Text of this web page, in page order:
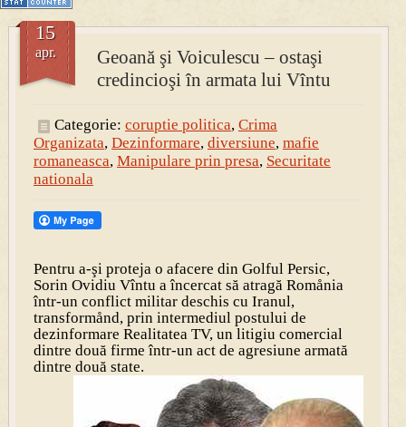
PRESA
Permise pentru vânătoarea de porci în costume, cu gulere albe
Geoană şi Voiculescu – ostaşi
credincioşi în armata lui Vîntu
15
apr.
Categorie: coruptie politica, Crima
Organizata, Dezinformare, diversiune, mafie
romaneasca, Manipulare prin presa, Securitate
nationala
Pentru a-şi proteja o afacere din Golful Persic,
Sorin Ovidiu Vîntu a încercat să atragă Romånia
într-un conflict militar deschis cu Iranul,
transformånd, prin intermediul postului de
dezinformare Realitatea TV, un litigiu comercial
dintre două firme într-un act de agresiune armată
dintre două state.